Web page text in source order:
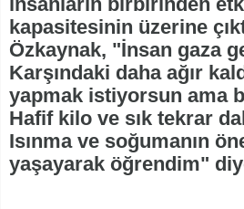
kapasitesinin üzerine
Özkaynak, "İnsan gaza
Karşındaki daha ağır
yapmak istiyorsun ama
Hafif kilo ve sık tekrar
Isınma ve soğumanın
yaşayarak öğrendim"